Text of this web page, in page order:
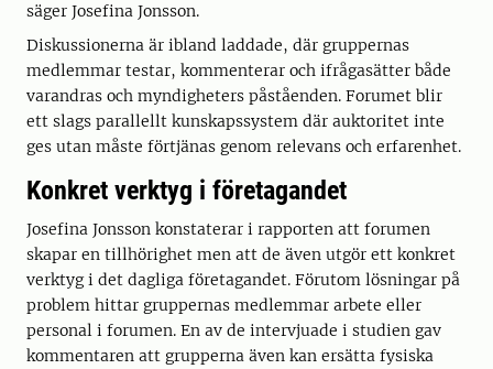
säger Josefina Jonsson.
Diskussionerna är ibland laddade, där gruppernas
medlemmar testar, kommenterar och ifrågasätter både
varandras och myndigheters påståenden. Forumet blir
ett slags parallellt kunskapssystem där auktoritet inte
ges utan måste förtjänas genom relevans och erfarenhet.
Konkret verktyg i företagandet
Josefina Jonsson konstaterar i rapporten att forumen
skapar en tillhörighet men att de även utgör ett konkret
verktyg i det dagliga företagandet. Förutom lösningar på
problem hittar gruppernas medlemmar arbete eller
personal i forumen. En av de intervjuade i studien gav
kommentaren att grupperna även kan ersätta fysiska